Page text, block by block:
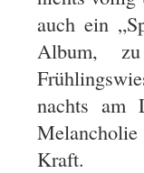
auch ein
Album,
nachts am
Kraft.